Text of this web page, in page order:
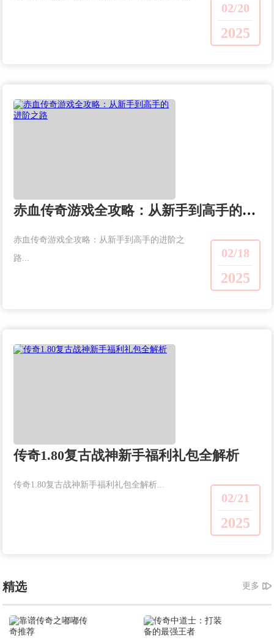
02/20
2025
赤血传奇游戏全攻略：从新手到高手的进阶之路
02/18
2025
赤血传奇游戏全攻略：从新手到高手的进阶之
路...
传奇1.80复古战神新手福利礼包全解析
02/21
2025
传奇1.80复古战神新手福利礼包全解析...
精选 更多